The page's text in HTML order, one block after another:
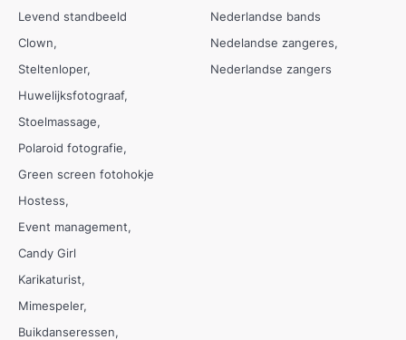
Levend standbeeld
Clown
Steltenloper
Huwelijksfotograaf
Stoelmassage
Polaroid fotografie
Green screen fotohokje
Hostess
Event management
Candy Girl
Karikaturist
Mimespeler
Buikdanseressen
Nederlandse bands
Nedelandse zangeres
Nederlandse zangers